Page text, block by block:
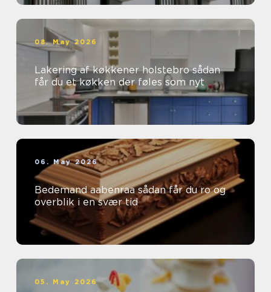
08. May 2026
Lakering af køkkener holstebro sådan
får du et køkken der føles som nyt
06. May 2026
Bedemand aabenraa sådan får du ro og
overblik i en svær tid
05. May 2026